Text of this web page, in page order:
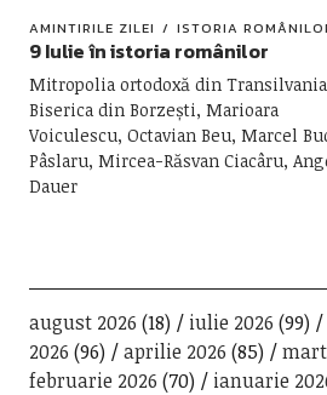
AMINTIRILE ZILEI ISTORIA
9 Iulie în istoria românilor
Mitropolia ortodoxă din
Biserica din Borzești, Marioara
Voiculescu, Octavian Beu, Marcel
Pâslaru, Mircea-Răsvan Ciacâru,
Dauer
august 2026 (18) iulie 2026 (99)
2026 (96) aprilie 2026 (85)
februarie 2026 (70) ianuarie